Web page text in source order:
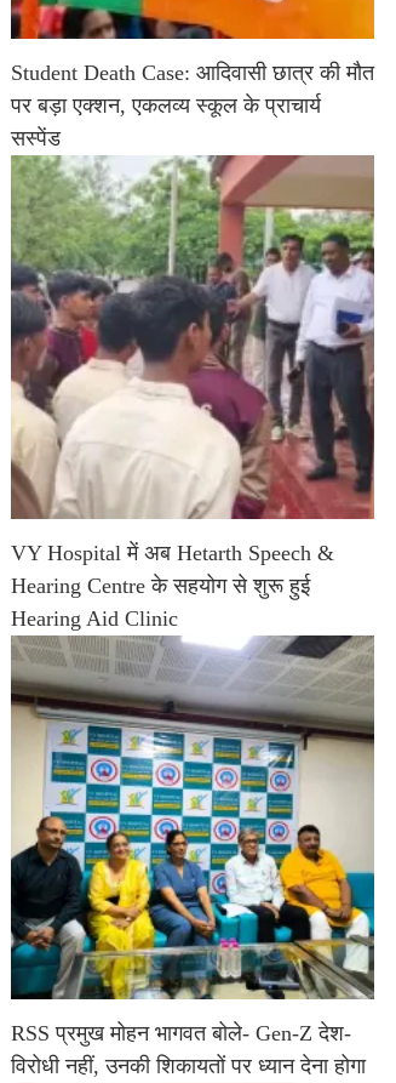
Student Death Case: आदिवासी छात्र की मौत
पर बड़ा एक्शन, एकलव्य स्कूल के प्राचार्य
सस्पेंड
VY Hospital में अब Hetarth Speech &
Hearing Centre के सहयोग से शुरू हुई
Hearing Aid Clinic
RSS प्रमुख मोहन भागवत बोले- Gen-Z देश-
विरोधी नहीं, उनकी शिकायतों पर ध्यान देना होगा